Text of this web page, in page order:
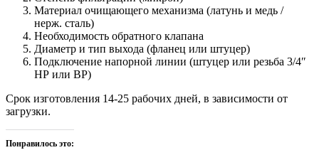
Материал очищающего механизма (латунь и медь /
нерж. сталь)
Необходимость обратного клапана
Диаметр и тип выхода (фланец или штуцер)
Подключение напорной линии (штуцер или резьба 3/4″
НР или ВР)
Срок изготовления 14-25 рабочих дней, в зависимости от
загрузки.
Понравилось это: